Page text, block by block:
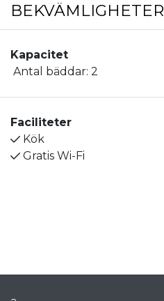
BEKVÄMLIGHETER
Kapacitet
Antal bäddar: 2
Faciliteter
Kök
Gratis Wi-Fi